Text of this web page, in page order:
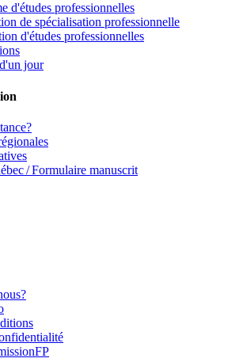
d'études professionnelles
de spécialisation professionnelle
d'études professionnelles
jour
/ Formulaire manuscrit